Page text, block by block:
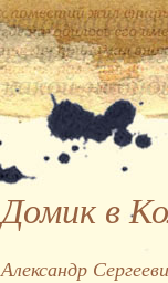
Домик в
Александр